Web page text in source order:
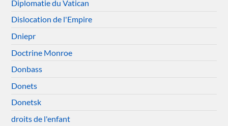
Diplomatie du Vatican
Dislocation de l'Empire
Dniepr
Doctrine Monroe
Donbass
Donets
Donetsk
droits de l'enfant